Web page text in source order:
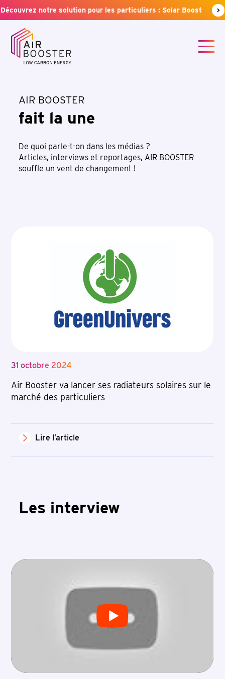
Découvrez notre solution pour les particuliers : Solar Boost >
AIR BOOSTER
fait la une
De quoi parle-t-on dans les médias ?
Articles, interviews et reportages, AIR BOOSTER
souffle un vent de changement !
31 octobre 2024
Air Booster va lancer ses radiateurs solaires sur le
marché des particuliers
Lire l’article
Les interview